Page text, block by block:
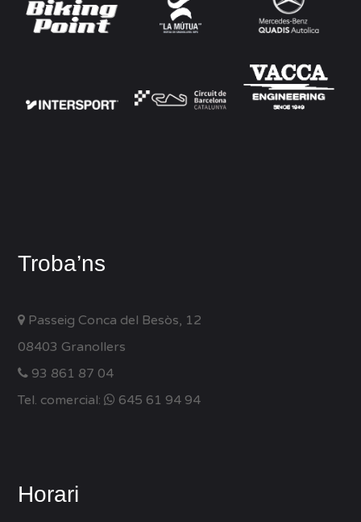
Troba’ns
Passeig Conca del Besòs, 12
08403 Granollers
93 861 87 04
Tel. comercial:
645 61 94 94
Horari